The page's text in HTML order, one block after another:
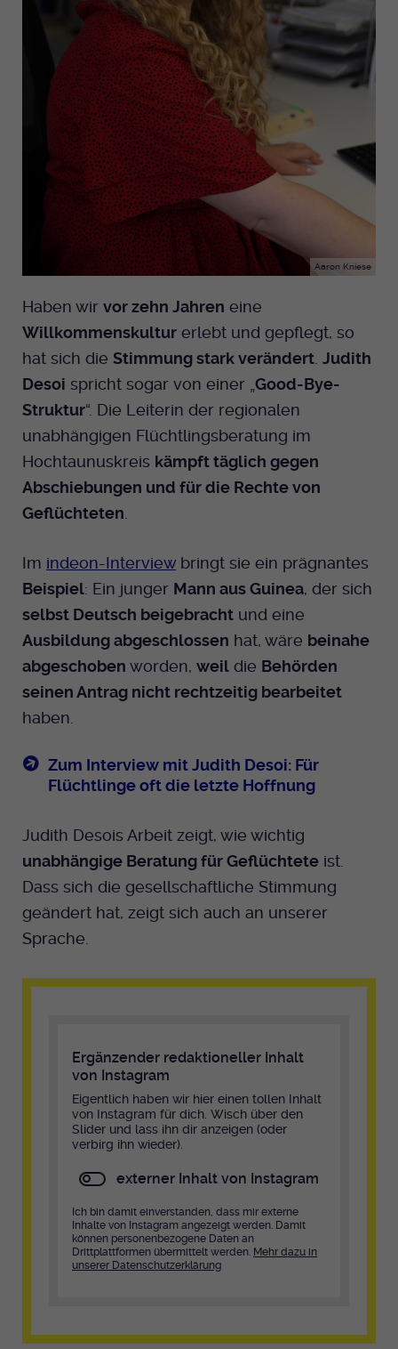
Aaron Kniese
Haben wir vor zehn Jahren eine
Willkommenskultur erlebt und gepflegt, so
hat sich die Stimmung stark verändert. Judith
Desoi spricht sogar von einer „Good-Bye-
Struktur“. Die Leiterin der regionalen
unabhängigen Flüchtlingsberatung im
Hochtaunuskreis kämpft täglich gegen
Abschiebungen und für die Rechte von
Geflüchteten.
Im indeon-Interviewbringt sie ein prägnantes
Beispiel: Ein junger Mann aus Guinea, der sich
selbst Deutsch beigebracht und eine
Ausbildung abgeschlossen hat, wäre beinahe
abgeschoben worden, weil die Behörden
seinen Antrag nicht rechtzeitig bearbeitet
haben.
Zum Interview mit Judith Desoi: Für
Flüchtlinge oft die letzte Hoffnung
Judith Desois Arbeit zeigt, wie wichtig
unabhängige Beratung für Geflüchtete ist.
Dass sich die gesellschaftliche Stimmung
geändert hat, zeigt sich auch an unserer
Sprache.
Ergänzender redaktioneller Inhalt
von Instagram
Eigentlich haben wir hier einen tollen Inhalt
von Instagram für dich. Wisch über den
Slider und lass ihn dir anzeigen (oder
verbirg ihn wieder).
externer Inhalt von Instagram
Ich bin damit einverstanden, dass mir externe
Inhalte von Instagram angezeigt werden. Damit
können personenbezogene Daten an
Drittplattformen übermittelt werden. Mehr dazu in
unserer Datenschutzerklärung